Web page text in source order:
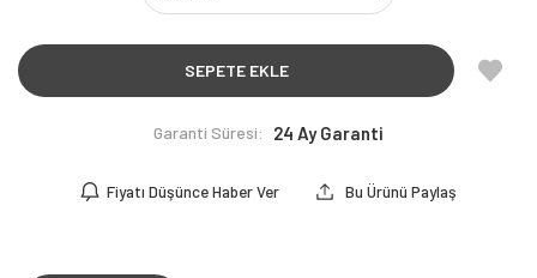
SEPETE EKLE
Garanti Süresi: 24 Ay Garanti
Fiyatı Düşünce Haber Ver Bu Ürünü Paylaş